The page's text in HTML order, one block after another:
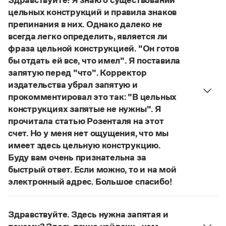
Словари русского языка как государственного
Справочники
Правила русской орфографии и пунктуации
Русский язык. Краткий теоретический курс
для школьников
Письмовник
Справочник по пунктуации
Словарь-справочник трудностей
Справочник по фразеологии
Азбучные истины
Словарь-справочник непростые слова
Все справочники портала
Новости и события
Управление в русском языке
Словарь русских имён
Словарь методических терминов
Правила русской орфографии и пунктуации
(1956)
Страница ответа
цельных конструкций и правила знаков
препинания в них. Однако далеко не
всегда легко определить, является ли
фраза цельной конструкцией. "Он готов
бы отдать ей все, что имел". Я поставила
запятую перед "что". Корректор
издательства убрал запятую и
прокомментировал это так: "В цельных
конструкциях запятые не нужны". Я
прочитала статью Розенталя на этот
счет. Но у меня нет ощущения, что мы
имеет здесь цельную конструкцию.
Буду вам очень признательна за
быстрый ответ. Если можно, то и на мой
электронный адрес. Большое спасибо!
Действительно, в данном случае не приходится
(термин из справочника по пунктуации
Здравствуйте. Здесь нужна запятая и